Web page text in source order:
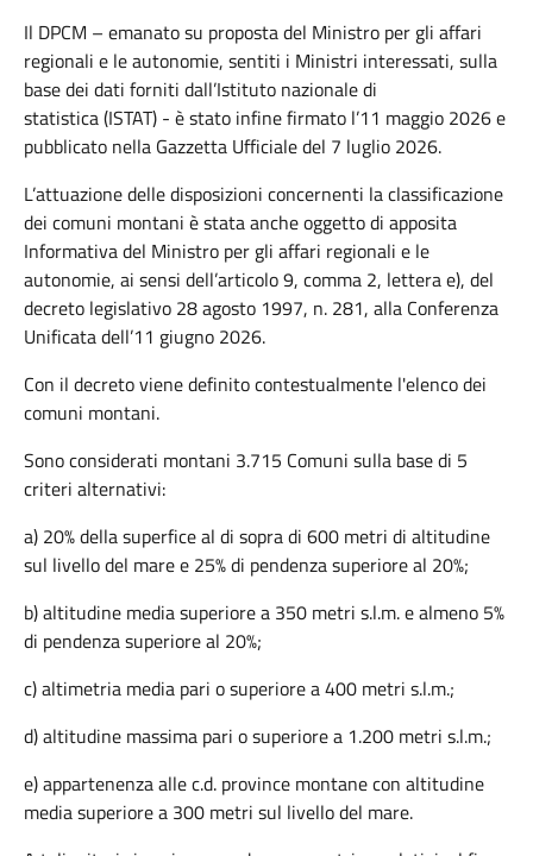
Il DPCM – emanato su proposta del Ministro per gli affari
regionali e le autonomie, sentiti i Ministri interessati, sulla
base dei dati forniti dall’Istituto nazionale di
statistica (ISTAT) - è stato infine firmato l’11 maggio 2026 e
pubblicato nella Gazzetta Ufficiale del 7 luglio 2026.
L’attuazione delle disposizioni concernenti la classificazione
dei comuni montani è stata anche oggetto di apposita
Informativa del Ministro per gli affari regionali e le
autonomie, ai sensi dell’articolo 9, comma 2, lettera e), del
decreto legislativo 28 agosto 1997, n. 281, alla Conferenza
Unificata dell’11 giugno 2026.
Con il decreto viene definito contestualmente l'elenco dei
comuni montani.
Sono considerati montani 3.715 Comuni sulla base di 5
criteri alternativi:
a) 20% della superfice al di sopra di 600 metri di altitudine
sul livello del mare e 25% di pendenza superiore al 20%;
b) altitudine media superiore a 350 metri s.l.m. e almeno 5%
di pendenza superiore al 20%;
c) altimetria media pari o superiore a 400 metri s.l.m.;
d) altitudine massima pari o superiore a 1.200 metri s.l.m.;
e) appartenenza alle c.d. province montane con altitudine
media superiore a 300 metri sul livello del mare.